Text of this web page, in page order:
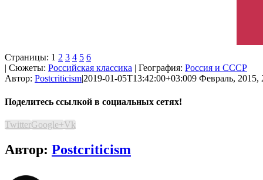
Страницы: 1 2 3 4 5 6
| Сюжеты: Российская классика | География: Россия и СССР
Автор: Postcriticism|2019-01-05T13:42:00+03:009 Февраль, 2015,
Поделитесь ссылкой в социальных сетях!
TwitterGoogle+Vk
Автор: Postcriticism